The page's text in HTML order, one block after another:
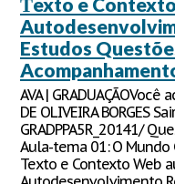
Estudos
AVA | GRADUAÇÃOVocê
DE OLIVEIRA BORGES
GRADPPA5R_20141/
Aula-tema 01: O Mundo
Texto e Contexto Web